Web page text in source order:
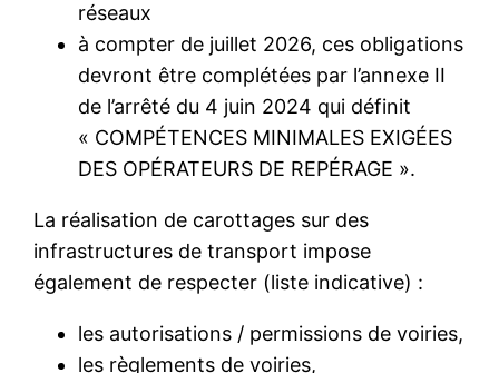
réseaux
à compter de juillet 2026, ces obligations
devront être complétées par l’annexe II
de l’arrêté du 4 juin 2024 qui définit
« COMPÉTENCES MINIMALES EXIGÉES
DES OPÉRATEURS DE REPÉRAGE ».
La réalisation de carottages sur des
infrastructures de transport impose
également de respecter (liste indicative) :
les autorisations / permissions de voiries,
les règlements de voiries,